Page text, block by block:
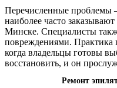
РЕМОНТ
РЕМОНТ
РЕМОНТ
РЕМОНТ
РЕМОНТ
РЕМОНТ ИБП
РЕМОНТ
РЕМОНТ
Перечисленные проблемы
наиболее часто
Минске. Специалисты
повреждениями. Практика
когда владельцы готовы
восстановить, и он
Ремонт